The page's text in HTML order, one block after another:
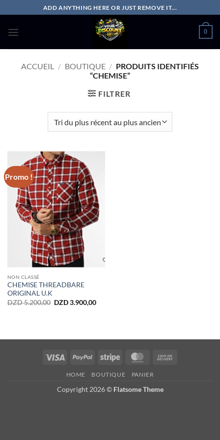
au
contenu
ADD ANYTHING HERE OR JUST REMOVE IT...
0
ACCUEIL / BOUTIQUE / PRODUITS IDENTIFIÉS
“CHEMISE”
FILTRER
Promo !
NON CLASSÉ
CHEMISE THREADBARE
ORIGINAL U.K
DZD5.200,00 Le
DZD3.900,00Le
Visa PayPal Stripe MasterCard
HOME BOUTIQUE PANIER
Copyright 2026 © Flatsome Theme